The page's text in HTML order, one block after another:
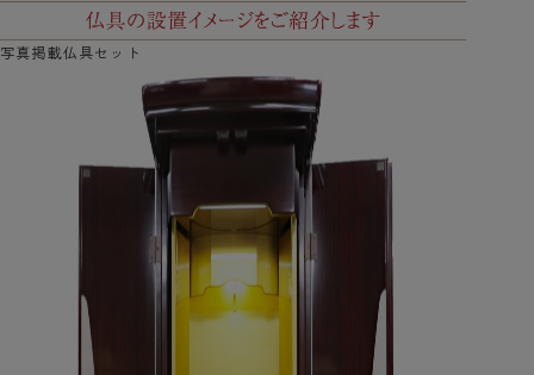
写真掲載仏具セット